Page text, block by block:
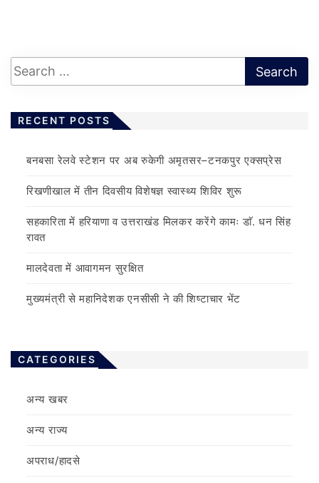
RECENT POSTS
बनबसा रेलवे स्टेशन पर अब रुकेगी अमृतसर–टनकपुर एक्सप्रेस
रिखणीखाल में तीन दिवसीय विशेषज्ञ स्वास्थ्य शिविर शुरू
सहकारिता में हरियाणा व उत्तराखंड मिलकर करेंगे कामः डाॅ. धन सिंह
रावत
मालदेवता में आवागमन सुरक्षित
मुख्यमंत्री से महानिदेशक एनसीसी ने की शिष्टाचार भेंट
CATEGORIES
अन्य खबर
अन्य राज्य
अपराध/हादसे